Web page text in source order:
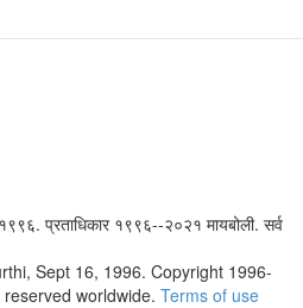
प्रताधिकार १९९६--२०२१ मायबोली. सर्व
Sept 16, 1996. Copyright 1996-
worldwide. Terms of use